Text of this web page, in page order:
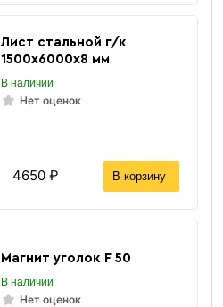
Лист стальной г/к
1500х6000х8 мм
В наличии
Нет оценок
4650 ₽ В корзину
Магнит уголок F 50
В наличии
Нет оценок
25.7
Горячекатаный
ГОСТ 26020-83